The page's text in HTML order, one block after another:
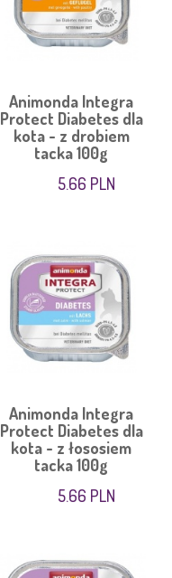
Animonda Integra
Protect Diabetes dla
kota - z drobiem
tacka 100g
5.66 PLN
Animonda Integra
Protect Diabetes dla
kota - z łososiem
tacka 100g
5.66 PLN